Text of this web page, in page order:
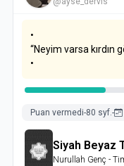
•
“Neyim varsa kırdın
•
Puan vermedi-80 syf.-
Siyah Beyaz
Nurullah Genç -